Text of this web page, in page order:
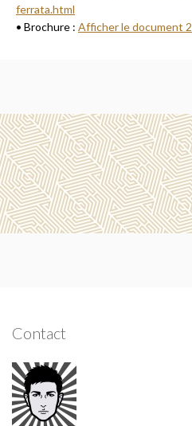
ferrata.html
• Brochure : Afficher le document 2
Contact